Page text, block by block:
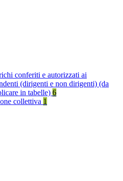
conferiti e autorizzati ai
(dirigenti e non dirigenti) (da
in tabelle) 6
collettiva 1